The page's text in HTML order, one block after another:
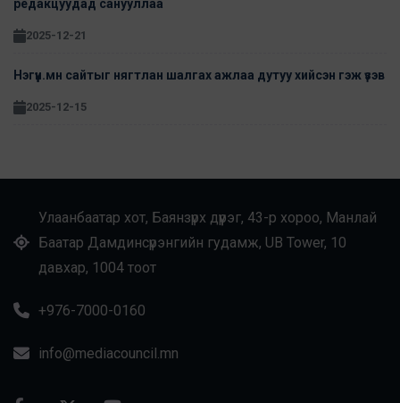
редакцуудад санууллаа
2025-12-21
Нэгүүн.мн сайтыг нягтлан шалгах ажлаа дутуу хийсэн гэж үзэв
2025-12-15
Улаанбаатар хот, Баянзүрх дүүрэг, 43-р хороо, Манлай
Баатар Дамдинсүрэнгийн гудамж, UB Tower, 10
давхар, 1004 тоот
+976-7000-0160
info@mediacouncil.mn